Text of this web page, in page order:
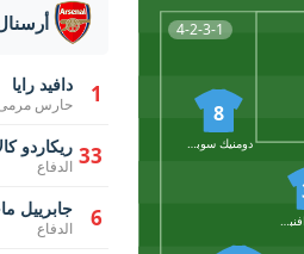
4-2-3-1
8
ريان جرافنبرخ
1 دافيد رايا
حارس
33 ريكاردو
الدفاع
6 جابرييل
الدفاع